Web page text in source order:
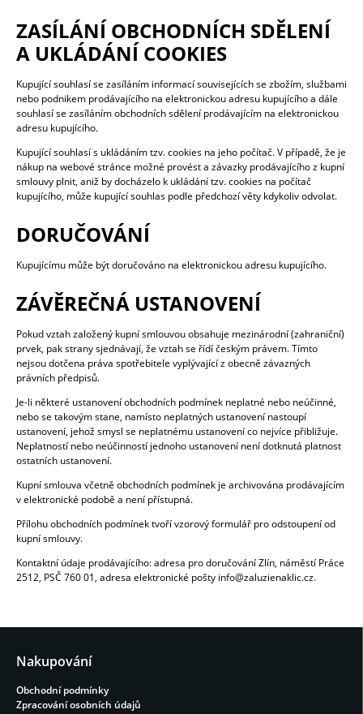
ZASÍLÁNÍ OBCHODNÍCH SDĚLENÍ
A UKLÁDÁNÍ COOKIES
Kupující souhlasí se zasíláním informací souvisejících se zbožím, službami
nebo podnikem prodávajícího na elektronickou adresu kupujícího a dále
souhlasí se zasíláním obchodních sdělení prodávajícím na elektronickou
adresu kupujícího.
Kupující souhlasí s ukládáním tzv. cookies na jeho počítač. V případě, že je
nákup na webové stránce možné provést a závazky prodávajícího z kupní
smlouvy plnit, aniž by docházelo k ukládání tzv. cookies na počítač
kupujícího, může kupující souhlas podle předchozí věty kdykoliv odvolat.
DORUČOVÁNÍ
Kupujícímu může být doručováno na elektronickou adresu kupujícího.
ZÁVĚREČNÁ USTANOVENÍ
Pokud vztah založený kupní smlouvou obsahuje mezinárodní (zahraniční)
prvek, pak strany sjednávají, že vztah se řídí českým právem. Tímto
nejsou dotčena práva spotřebitele vyplývající z obecně závazných
právních předpisů.
Je-li některé ustanovení obchodních podmínek neplatné nebo neúčinné,
nebo se takovým stane, namísto neplatných ustanovení nastoupí
ustanovení, jehož smysl se neplatnému ustanovení co nejvíce přibližuje.
Neplatností nebo neúčinností jednoho ustanovení není dotknutá platnost
ostatních ustanovení.
Kupní smlouva včetně obchodních podmínek je archivována prodávajícím
v elektronické podobě a není přístupná.
Přílohu obchodních podmínek tvoří vzorový formulář pro odstoupení od
kupní smlouvy.
Kontaktní údaje prodávajícího: adresa pro doručování Zlín, náměstí Práce
2512, PSČ 760 01, adresa elektronické pošty info@zaluzienaklic.cz.
Nakupování
Obchodní podmínky
Zpracování osobních údajů